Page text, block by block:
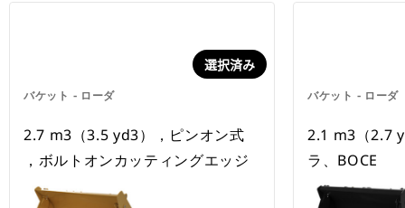
バケット - ローダ
選択済み
2.7 m3（3.5 yd3），ピンオン式
，ボルトオンカッティングエッジ
バケット - ローダ
2.1 m3（2.7
ラ、BOCE